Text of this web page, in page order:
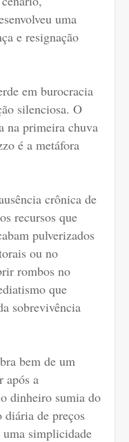
uma
e resignação
em burocracia
silenciosa. O
na primeira chuva
é a metáfora
crônica de
recursos que
pulverizados
ou no
rombos no
que
sobrevivência
bem de um
após a
dinheiro sumia do
diária de preços
uma simplicidade